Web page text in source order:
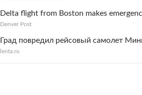
Delta flight from Boston makes
Denver Post
Град повредил рейсовый самолет
lenta.ru